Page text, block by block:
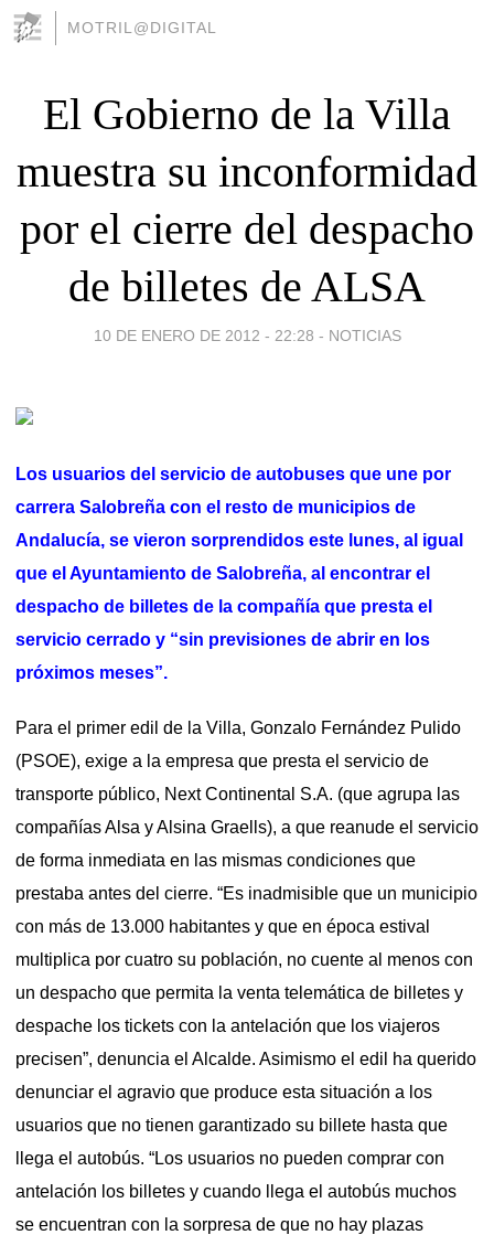
MOTRIL@DIGITAL
El Gobierno de la Villa
muestra su inconformidad
por el cierre del despacho
de billetes de ALSA
10 DE ENERO DE 2012 - 22:28 - NOTICIAS
Los usuarios del servicio de autobuses que une por
carrera Salobreña con el resto de municipios de
Andalucía, se vieron sorprendidos este lunes, al igual
que el Ayuntamiento de Salobreña, al encontrar el
despacho de billetes de la compañía que presta el
servicio cerrado y “sin previsiones de abrir en los
próximos meses”.
Para el primer edil de la Villa, Gonzalo Fernández Pulido
(PSOE), exige a la empresa que presta el servicio de
transporte público, Next Continental S.A. (que agrupa las
compañías Alsa y Alsina Graells), a que reanude el servicio
de forma inmediata en las mismas condiciones que
prestaba antes del cierre. “Es inadmisible que un municipio
con más de 13.000 habitantes y que en época estival
multiplica por cuatro su población, no cuente al menos con
un despacho que permita la venta telemática de billetes y
despache los tickets con la antelación que los viajeros
precisen”, denuncia el Alcalde. Asimismo el edil ha querido
denunciar el agravio que produce esta situación a los
usuarios que no tienen garantizado su billete hasta que
llega el autobús. “Los usuarios no pueden comprar con
antelación los billetes y cuando llega el autobús muchos
se encuentran con la sorpresa de que no hay plazas